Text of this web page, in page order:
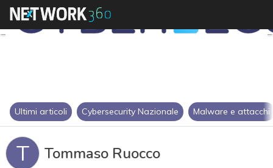
Ultimi articoli Cybersecurity Nazionale Malware e attacchi
T Tommaso Ruocco